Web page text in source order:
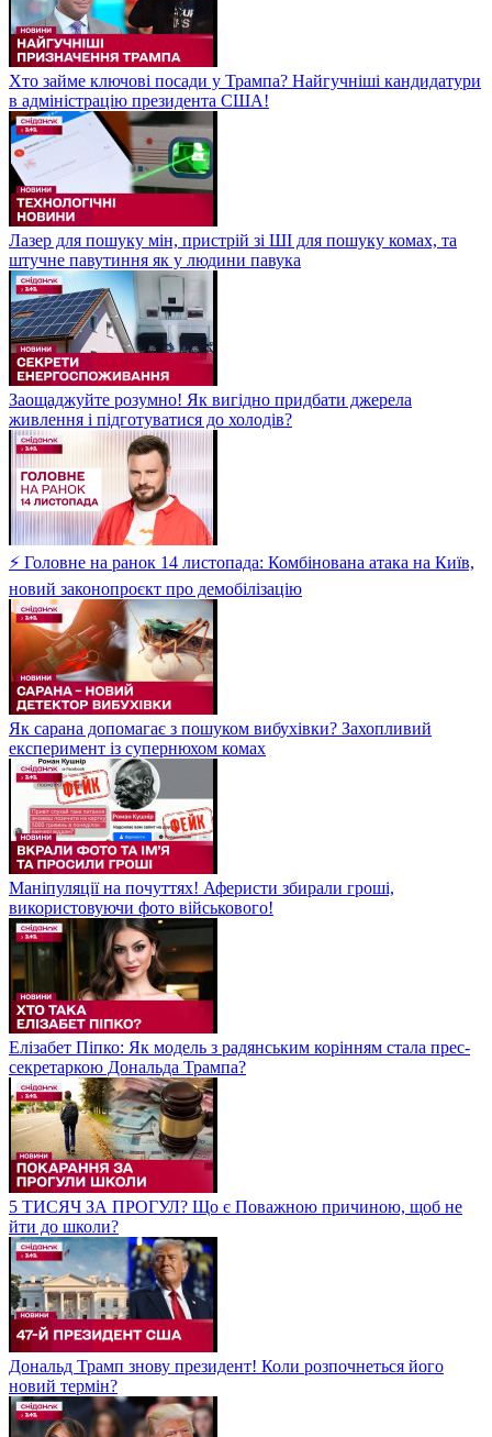
Хто займе ключові посади у Трампа? Найгучніші кандидатури
в адміністрацію президента США!
Лазер для пошуку мін, пристрій зі ШІ для пошуку комах, та
штучне павутиння як у людини павука
Заощаджуйте розумно! Як вигідно придбати джерела
живлення і підготуватися до холодів?
⚡ Головне на ранок 14 листопада: Комбінована атака на Київ,
новий законопроєкт про демобілізацію
Як сарана допомагає з пошуком вибухівки? Захопливий
експеримент із супернюхом комах
Маніпуляції на почуттях! Аферисти збирали гроші,
використовуючи фото військового!
Елізабет Піпко: Як модель з радянським корінням стала прес-
секретаркою Дональда Трампа?
5 ТИСЯЧ ЗА ПРОГУЛ? Що є Поважною причиною, щоб не
йти до школи?
Дональд Трамп знову президент! Коли розпочнеться його
новий термін?